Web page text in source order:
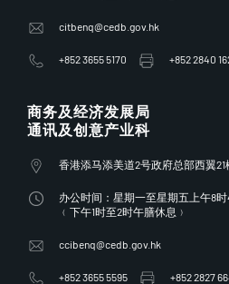
citbenq@cedb.gov.hk
+852 3655 5170 +852 2840
商务及经济发展局
通讯及创意产业科
香港添马添美道2号政府总部西翼21
办公时间：星期一至星期五上午8
﹙下午1时至2时午膳休息﹚
ccibenq@cedb.gov.hk
+852 3655 5595 +852 2827